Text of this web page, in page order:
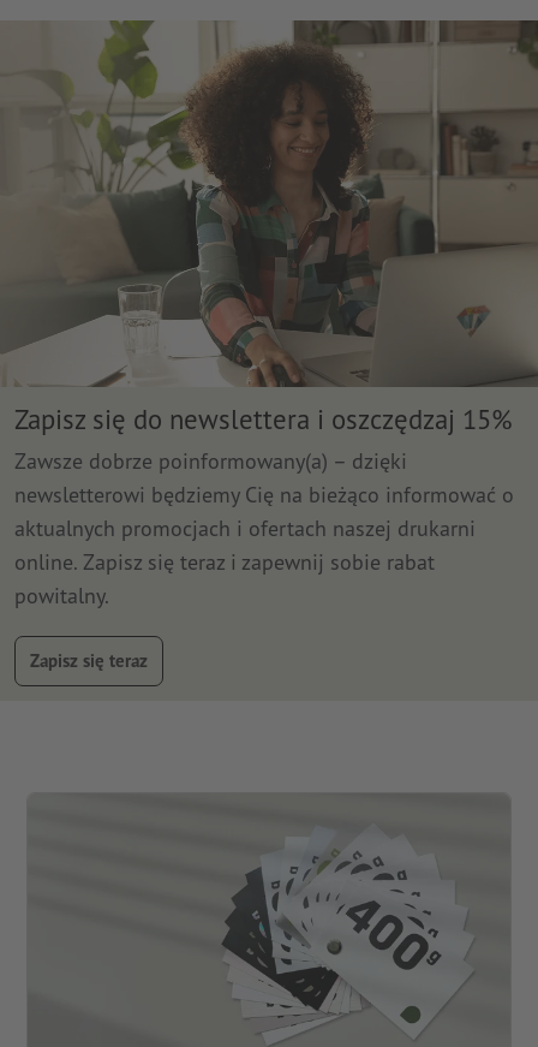
Zapisz się do newslettera i oszczędzaj 15%
Zawsze dobrze poinformowany(a) – dzięki
newsletterowi będziemy Cię na bieżąco informować o
aktualnych promocjach i ofertach naszej drukarni
online. Zapisz się teraz i zapewnij sobie rabat
powitalny.
Zapisz się teraz